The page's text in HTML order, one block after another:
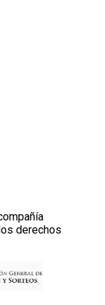
derechos